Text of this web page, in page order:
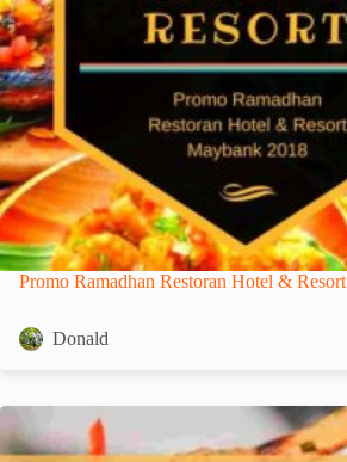
Promo Ramadhan Restoran Hotel & Resort
Donald